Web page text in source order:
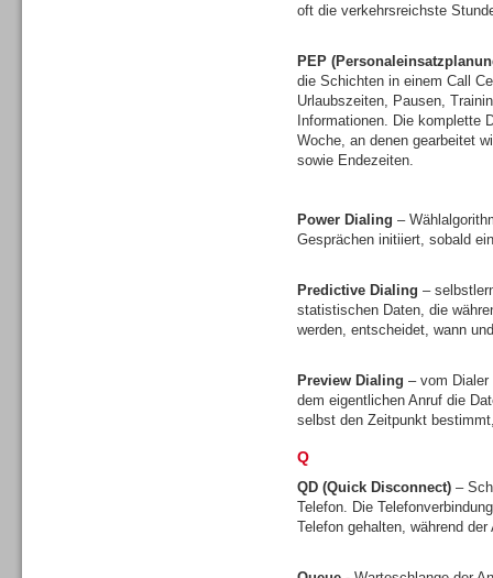
oft die verkehrsreichste
PEP
die Schichten in einem Call
Urlaubszeiten, Pausen,
Informationen. Die komplette
Woche, an denen gearbeitet
sowie Endezeiten.
Power Dialing –
Gesprächen initiiert, sobald
Predictive Dialing –
statistischen Daten, die
werden, entscheidet, wann
Preview Dialing – vom Dialer
dem eigentlichen Anruf die
selbst den Zeitpunkt
Q
QD (Quick Disconnect) –
Telefon. Die
Telefon gehalten, während